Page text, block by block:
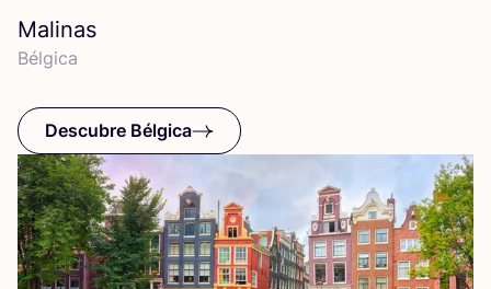
Malinas
Bél­gi­ca
Descubre Bélgica